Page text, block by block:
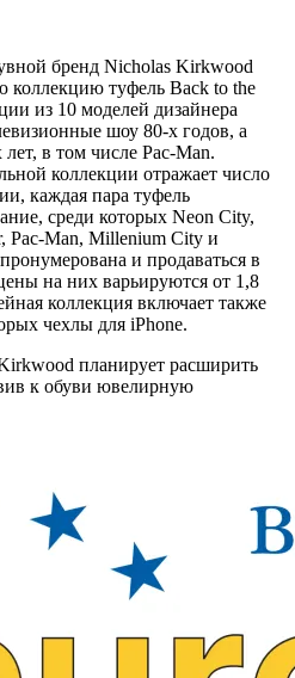
бренд Nicholas Kirkwood
туфель Back to the
из 10 моделей дизайнера
шоу 80-х годов, а
в том числе Pac-Man.
коллекции отражает число
каждая пара туфель
среди которых Neon City,
Pac-Man, Millenium City и
и продаваться в
на них варьируются от 1,8
коллекция включает также
чехлы для iPhone.
планирует расширить
к обуви ювелирную